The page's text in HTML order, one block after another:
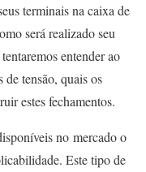
terminais na caixa de
será realizado seu
entender ao
tensão, quais os
estes fechamentos.
no mercado o
Este tipo de